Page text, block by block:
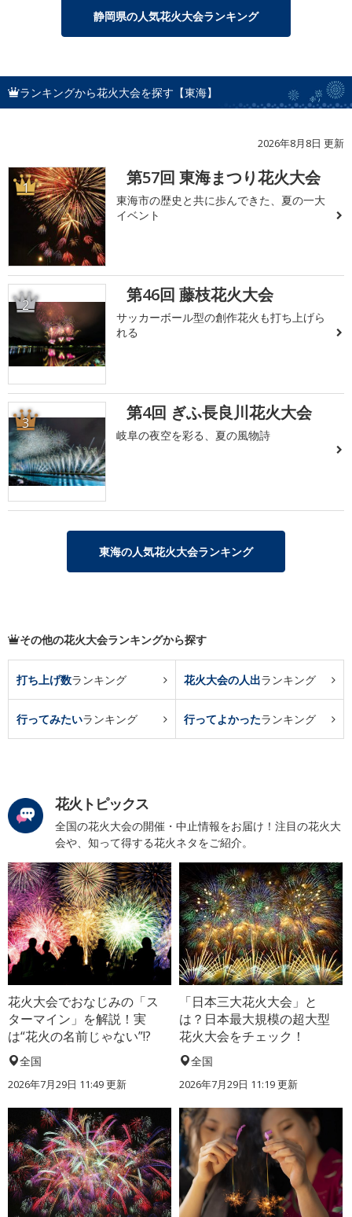
静岡県の人気花火大会ランキング
ランキングから花火大会を探す【東海】
2026年8月8日 更新
1 第57回 東海まつり花火大会
東海市の歴史と共に歩んできた、夏の一大
イベント
2 第46回 藤枝花火大会
サッカーボール型の創作花火も打ち上げら
れる
3 第4回 ぎふ長良川花火大会
岐阜の夜空を彩る、夏の風物詩
東海の人気花火大会ランキング
その他の花火大会ランキングから探す
打ち上げ数ランキング 花火大会の人出ランキング
行ってみたいランキング 行ってよかったランキング
花火トピックス
全国の花火大会の開催・中止情報をお届け！注目の花火大
会や、知って得する花火ネタをご紹介。
花火大会でおなじみの「ス
ターマイン」を解説！実
は“花火の名前じゃない”!?
全国
2026年7月29日 11:49 更新
「日本三大花火大会」と
は？日本最大規模の超大型
花火大会をチェック！
全国
2026年7月29日 11:19 更新